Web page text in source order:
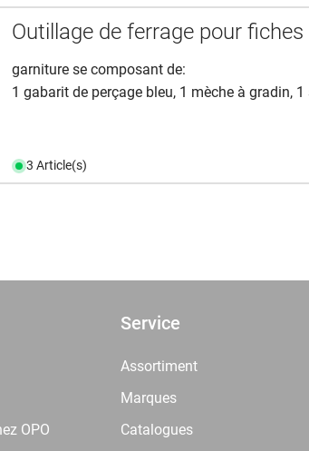
Outillage de ferrage pour fiches
garniture se composant de:
1 gabarit de perçage bleu, 1 mèche à gradin, 1
3 Article(s)
OPO
Service
Assortiment
Marques
Catalogues